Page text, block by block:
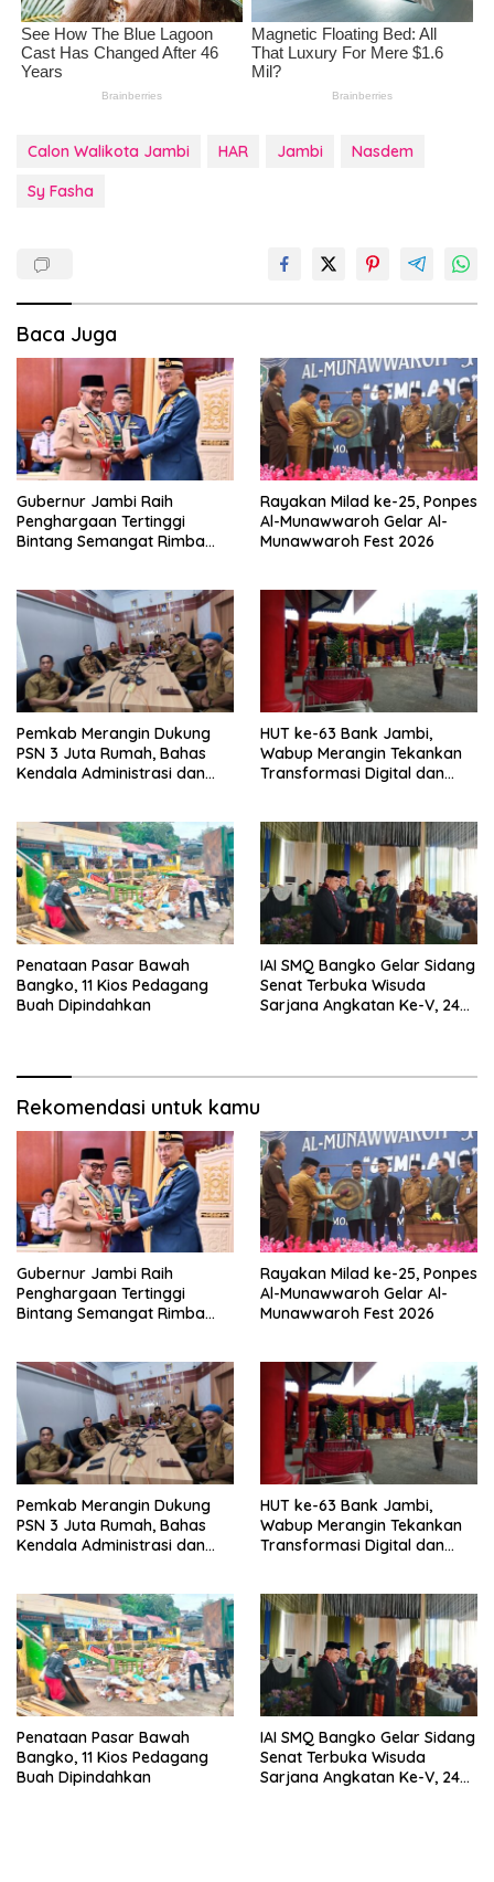
Calon Walikota Jambi HAR Jambi
Nasdem
Sy Fasha
Baca Juga
Gubernur Jambi Raih
Penghargaan Tertinggi
Bintang Semangat Rimba
Rayakan Milad ke-25, Ponpes
Al-Munawwaroh Gelar Al-
Munawwaroh Fest 2026
Pemkab Merangin Dukung
PSN 3 Juta Rumah, Bahas
Kendala Administrasi dan
HUT ke-63 Bank Jambi,
Wabup Merangin Tekankan
Transformasi Digital dan
Penataan Pasar Bawah
Bangko, 11 Kios Pedagang
Buah Dipindahkan
IAI SMQ Bangko Gelar Sidang
Senat Terbuka Wisuda
Sarjana Angkatan Ke-V, 243
Rekomendasi untuk kamu
Gubernur Jambi Raih
Penghargaan Tertinggi
Bintang Semangat Rimba
Rayakan Milad ke-25, Ponpes
Al-Munawwaroh Gelar Al-
Munawwaroh Fest 2026
Pemkab Merangin Dukung
PSN 3 Juta Rumah, Bahas
Kendala Administrasi dan
HUT ke-63 Bank Jambi,
Wabup Merangin Tekankan
Transformasi Digital dan
Penataan Pasar Bawah
Bangko, 11 Kios Pedagang
Buah Dipindahkan
IAI SMQ Bangko Gelar Sidang
Senat Terbuka Wisuda
Sarjana Angkatan Ke-V, 243